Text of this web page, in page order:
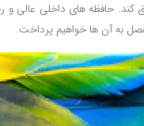
کند. حافظه های داخلی عالی
به آن ها خواهیم پرداخت.